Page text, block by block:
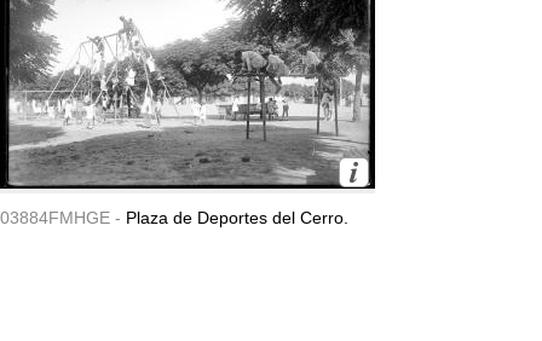
03884FMHGE - Plaza de Deportes del Cerro.